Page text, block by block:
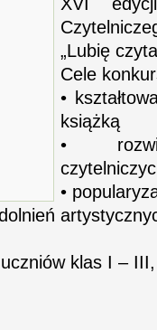
„Lubię
Cele
•
książką
•
•
klas I – III,